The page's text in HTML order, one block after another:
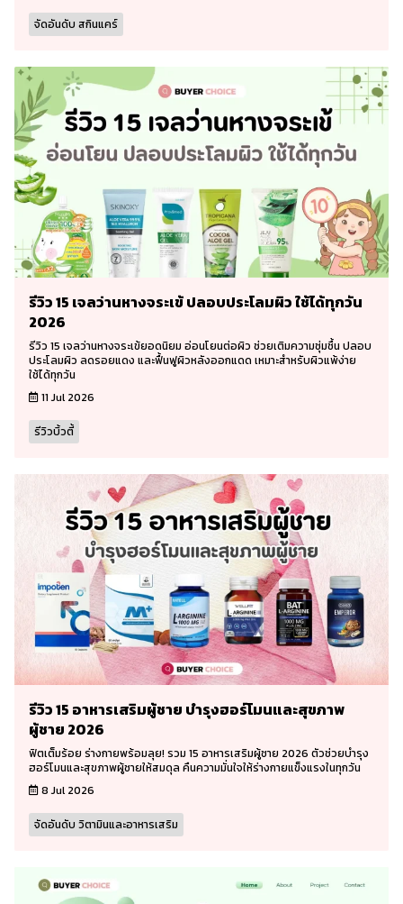
จัดอันดับ สกินแคร์
รีวิว 15 เจลว่านหางจระเข้ ปลอบประโลมผิว ใช้ได้ทุกวัน
2026
รีวิว 15 เจลว่านหางจระเข้ยอดนิยม อ่อนโยนต่อผิว ช่วยเติมความชุ่มชื้น ปลอบ
ประโลมผิว ลดรอยแดง และฟื้นฟูผิวหลังออกแดด เหมาะสำหรับผิวแพ้ง่าย
ใช้ได้ทุกวัน
11 Jul 2026
รีวิวบิ้วตี้
รีวิว 15 อาหารเสริมผู้ชาย บำรุงฮอร์โมนและสุขภาพ
ผู้ชาย 2026
ฟิตเต็มร้อย ร่างกายพร้อมลุย! รวม 15 อาหารเสริมผู้ชาย 2026 ตัวช่วยบำรุง
ฮอร์โมนและสุขภาพผู้ชายให้สมดุล คืนความมั่นใจให้ร่างกายแข็งแรงในทุกวัน
8 Jul 2026
จัดอันดับ วิตามินและอาหารเสริม